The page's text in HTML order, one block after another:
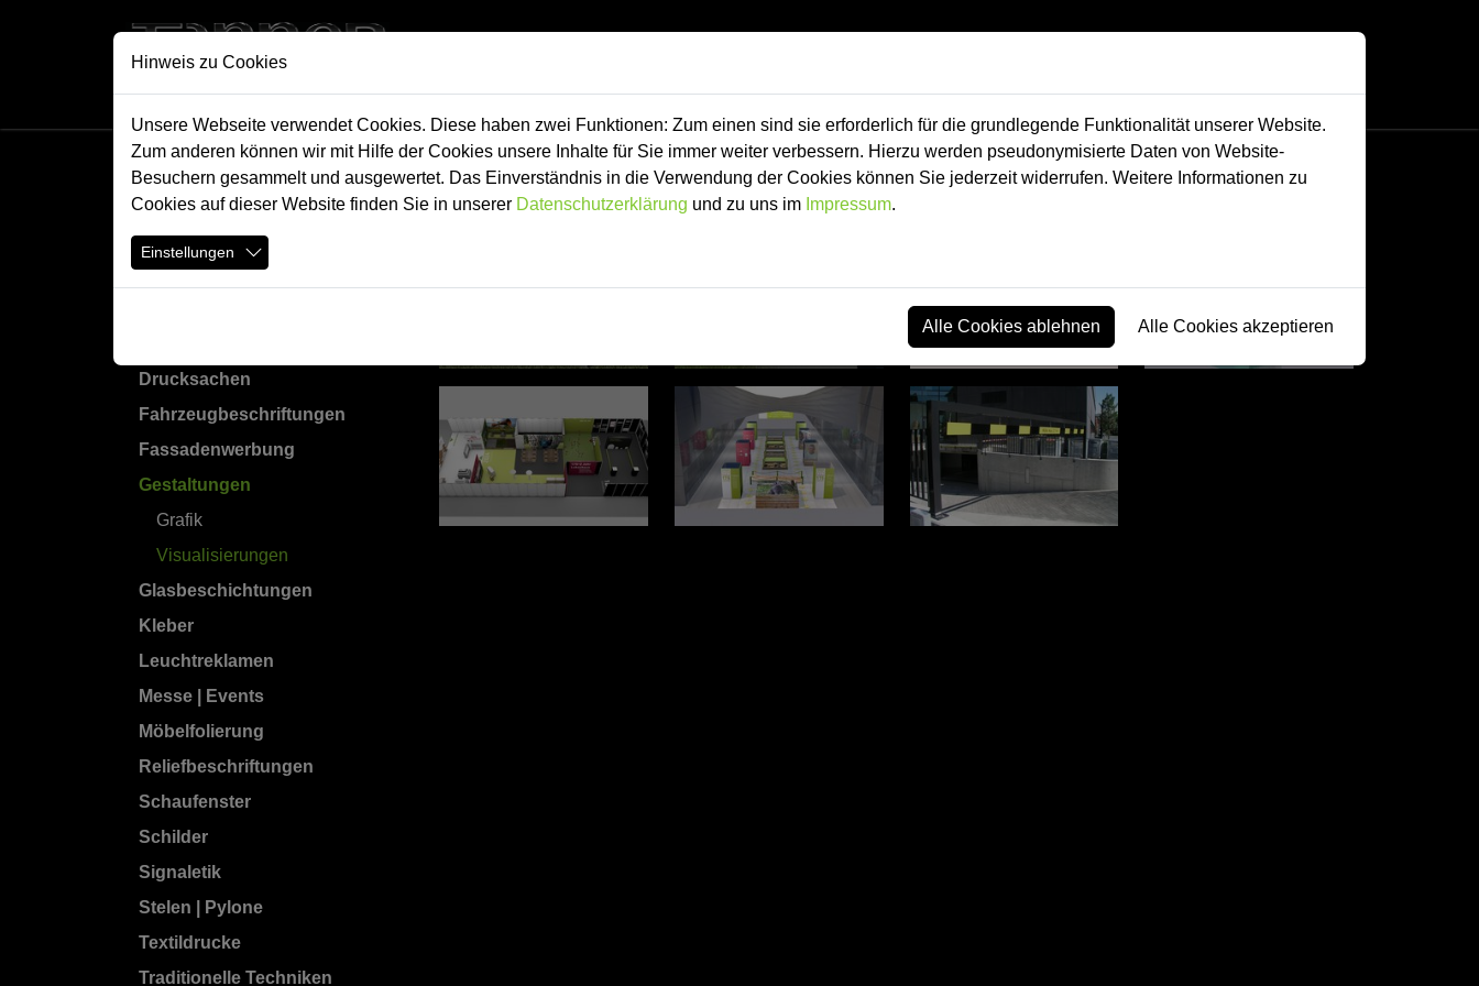
Visualisierungen
Suche
Alle Produkte
Akustikpanels
Drucksachen
Fahrzeugbeschriftungen
Fassadenwerbung
Gestaltungen
Grafik
Visualisierungen
Glasbeschichtungen
Kleber
Leuchtreklamen
Messe | Events
Möbelfolierung
Reliefbeschriftungen
Schaufenster
Schilder
Signaletik
Stelen | Pylone
Textildrucke
Traditionelle Techniken
Hinweis zu Cookies
Unsere Webseite verwendet Cookies. Diese haben zwei Funktionen: Zum einen sind sie erforderlich für die grundlegende Funktionalität unserer Website.
Zum anderen können wir mit Hilfe der Cookies unsere Inhalte für Sie immer weiter verbessern. Hierzu werden pseudonymisierte Daten von Website-
Besuchern gesammelt und ausgewertet. Das Einverständnis in die Verwendung der Cookies können Sie jederzeit widerrufen. Weitere Informationen zu
Cookies auf dieser Website finden Sie in unserer Datenschutzerklärung und zu uns im Impressum.
Einstellungen
Alle Cookies ablehnen Alle Cookies akzeptieren